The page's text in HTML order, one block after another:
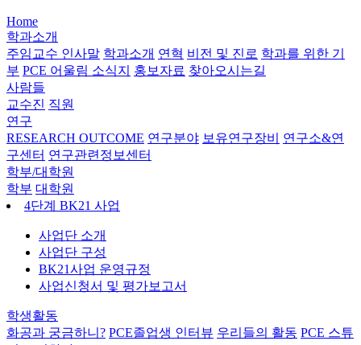
Home
학과소개
주임교수 인사말 학과소개 연혁 비전 및 진로 학과를 위한 기
부 PCE 어울림 소식지 홍보자료 찾아오시는길
사람들
교수진 직원
연구
RESEARCH OUTCOME 연구분야 보유연구장비
연구소&연
구센터 연구관련정보센터
학부/대학원
학부 대학원
4단계 BK21 사업
사업단 소개
사업단 구성
BK21사업 운영규정
사업신청서 및 평가보고서
학생활동
화공과 궁금하니? PCE졸업생 인터뷰 우리들의 활동 PCE 스튜